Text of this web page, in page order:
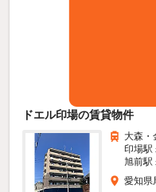
ドエル印場の賃貸物件
大森・
印場駅
旭前駅
愛知県